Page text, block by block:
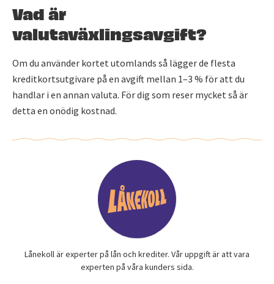
Vad är
valutaväxlingsavgift?
Om du använder kortet utomlands så lägger de flesta
kreditkortsutgivare på en avgift mellan 1–3 % för att du
handlar i en annan valuta. För dig som reser mycket så är
detta en onödig kostnad.
Lånekoll är experter på lån och krediter. Vår uppgift är att vara
experten på våra kunders sida.